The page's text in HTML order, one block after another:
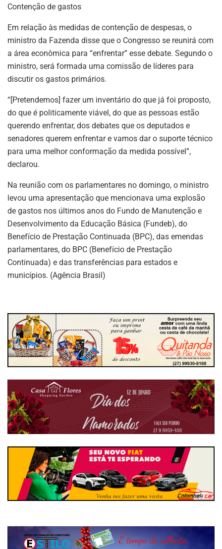
Contenção de gastos
Em relação às medidas de contenção de despesas, o
ministro da Fazenda disse que o Congresso se reunirá com
a área econômica para “enfrentar” esse debate. Segundo o
ministro, será formada uma comissão de líderes para
discutir os gastos primários.
“[Pretendemos] fazer um inventário do que já foi proposto,
do que é politicamente viável, do que as pessoas estão
querendo enfrentar, dos debates que os deputados e
senadores querem enfrentar e vamos dar o suporte técnico
para uma melhor conformação da medida possível”,
declarou.
Na reunião com os parlamentares no domingo, o ministro
levou uma apresentação que mencionava uma explosão
de gastos nos últimos anos do Fundo de Manutenção e
Desenvolvimento da Educação Básica (Fundeb), do
Benefício de Prestação Continuada (BPC), das emendas
parlamentares, do BPC (Benefício de Prestação
Continuada) e das transferências para estados e
municípios. (Agência Brasil)